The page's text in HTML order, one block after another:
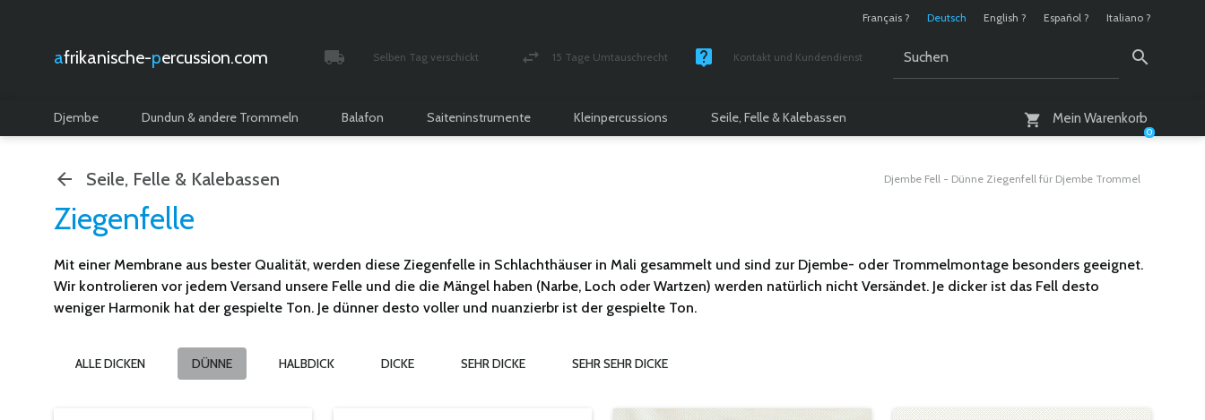
Français ? Deutsch English ? Español ? Italiano ?
afrikanische- percussion.com Selben Tag verschickt 15 Tage Umtauschrecht Kontakt und Kundendienst
Mein Warenkorb
0
Djembe Dundun & andere Trommeln Balafon Saiteninstrumente Kleinpercussions Seile, Felle & Kalebassen
Seile, Felle & Kalebassen Djembe Fell - Dünne Ziegenfell für Djembe Trommel
Ziegenfelle
Mit einer Membrane aus bester Qualität, werden diese Ziegenfelle in Schlachthäuser in Mali gesammelt und sind zur Djembe- oder Trommelmontage besonders geeignet.
Wir kontrolieren vor jedem Versand unsere Felle und die die Mängel haben (Narbe, Loch oder Wartzen) werden natürlich nicht Versändet. Je dicker ist das Fell desto
weniger Harmonik hat der gespielte Ton. Je dünner desto voller und nuanzierbr ist der gespielte Ton.
ALLE DICKEN DÜNNE HALBDICK DICKE SEHR DICKE SEHR SEHR DICKE